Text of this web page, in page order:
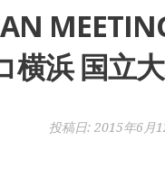
横浜 国立
投稿日: 2015年6月